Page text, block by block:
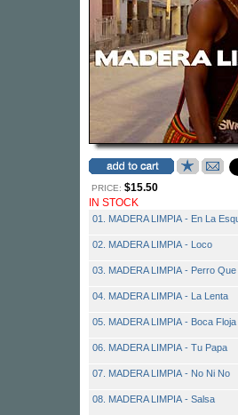
PRICE: $15.50
IN STOCK
01. MADERA LIMPIA - En La
02. MADERA LIMPIA - Loco
03. MADERA LIMPIA - Perro
04. MADERA LIMPIA - La Lenta
05. MADERA LIMPIA - Boca Floja
06. MADERA LIMPIA - Tu Papa
07. MADERA LIMPIA - No Ni No
08. MADERA LIMPIA - Salsa